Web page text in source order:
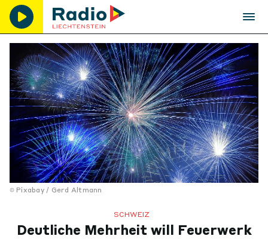
Pixabay / Gerd Altmann
SCHWEIZ
Deutliche Mehrheit will Feuerwerk